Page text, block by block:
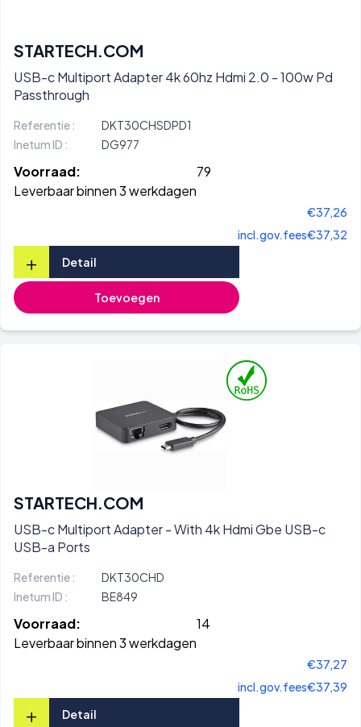
STARTECH.COM
USB-c Multiport Adapter 4k 60hz Hdmi 2.0 - 100w Pd
Passthrough
Referentie :
DKT30CHSDPD1
Inetum ID :
DG977
Voorraad:
79
Leverbaar binnen 3 werkdagen
€37,26
incl.gov.fees€37,32
+ Detail
Toevoegen
STARTECH.COM
USB-c Multiport Adapter - With 4k Hdmi Gbe USB-c
USB-a Ports
Referentie :
DKT30CHD
Inetum ID :
BE849
Voorraad:
14
Leverbaar binnen 3 werkdagen
€37,27
incl.gov.fees€37,39
+ Detail